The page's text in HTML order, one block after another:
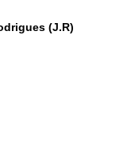
(J.R)